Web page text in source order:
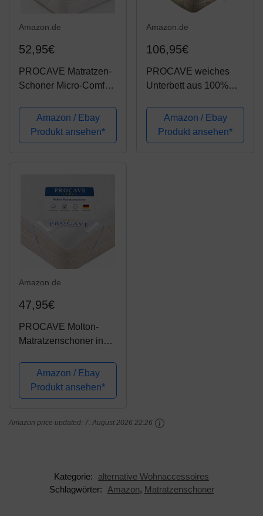
Amazon.de
52,95€
PROCAVE Matratzen-
Schoner Micro-Comfort
Größen, Matratzen-
Auflage 100% aus
Deutschland, Unterbett
Amazon / Ebay
Produkt ansehen*
Amazon.de
106,95€
PROCAVE weiches
Unterbett aus 100%
atmungsaktiver
Matratzen-Schoner,
hochwertige
Amazon / Ebay
Produkt ansehen*
Amazon.de
47,95€
PROCAVE Molton-
Matratzenschoner in
Auflage aus 100%
Baumwolle,
hochwertige
Matratzenschutz,
Amazon / Ebay
Produkt ansehen*
Amazon price updated: 7. August 2026 22:26
Kategorie:
alternative Wohnaccessoires
Schlagwörter:
Amazon, Matratzenschoner